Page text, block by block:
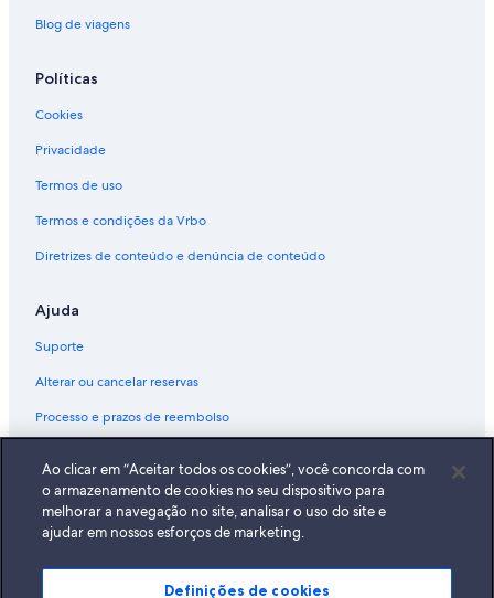
Blog de viagens
Políticas
Cookies
Privacidade
Termos de uso
Termos e condições da Vrbo
Diretrizes de conteúdo e denúncia de conteúdo
Ajuda
Suporte
Alterar ou cancelar reservas
Processo e prazos de reembolso
Documentos para viagens internacionais
Ao clicar em “Aceitar todos os cookies”, você concorda com
o armazenamento de cookies no seu dispositivo para
melhorar a navegação no site, analisar o uso do site e
ajudar em nossos esforços de marketing.
Definições de cookies